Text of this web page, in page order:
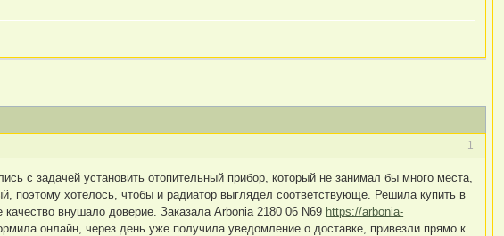
1
с задачей установить отопительный прибор, который не занимал бы много места,
поэтому хотелось, чтобы и радиатор выглядел соответствующе. Решила купить в
внушало доверие. Заказала Arbonia 2180 06 N69 https://arbonia-
онлайн, через день уже получила уведомление о доставке, привезли прямо к